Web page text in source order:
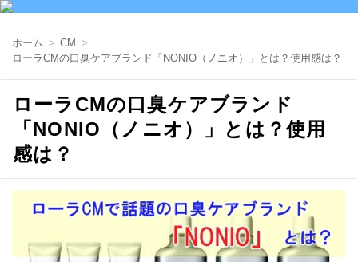
ホーム
CM
ローラCMの口臭ケアブランド「NONIO（ノニオ）」とは？使用感は？
ローラCMの口臭ケアブランド
「NONIO（ノニオ）」とは？使用
感は？